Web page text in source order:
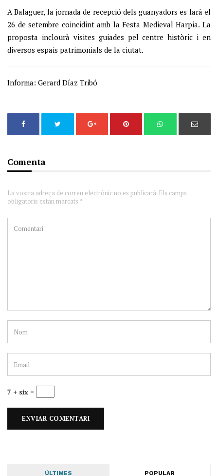
A Balaguer, la jornada de recepció dels guanyadors es farà el
26 de setembre coincidint amb la Festa Medieval Harpia. La
proposta inclourà visites guiades pel centre històric i en
diversos espais patrimonials de la ciutat.
Informa: Gerard Díaz Tribó
Comenta
La vostra adreça de correu electrònic no es publicarà. Els camps
obligatoris estan marcats *
7 + six =
ÚLTIMES POPULAR